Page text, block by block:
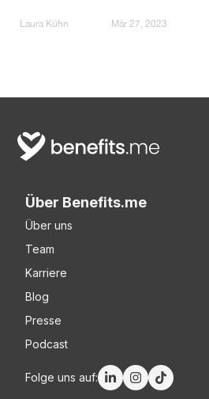
Laura Kühn Mär 27, 2023
Über Benefits.me
Über uns
Team
Karriere
Blog
Presse
Podcast
Folge uns auf: